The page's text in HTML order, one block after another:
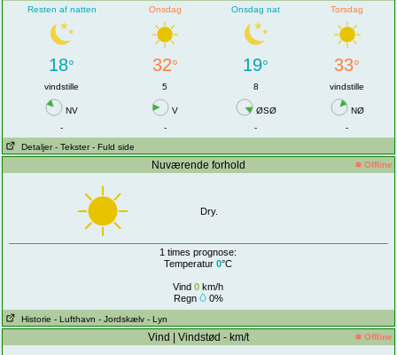
Resten af natten
Onsdag Onsdag nat Torsdag
18° 32° 19° 33°
vindstille 5 8 vindstille
NV V ØSØ
NØ
-
- -
-
Detaljer - Tekster - Fuld side
Nuværende forhold Offline
Dry.
1 times prognose:
Temperatur0°C
Vind 0 km/h
Regn
0%
Historie - Lufthavn - Jordskælv - Lyn
Vind | Vindstød - km/t Offline